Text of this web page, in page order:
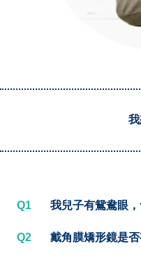
Q1 我兒子有鴛鴦眼
Q2 戴角膜矯形鏡是